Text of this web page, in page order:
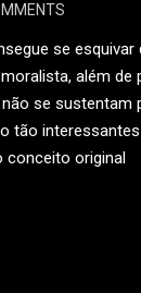
se esquivar
além de
se sustentam
tão
conceito original